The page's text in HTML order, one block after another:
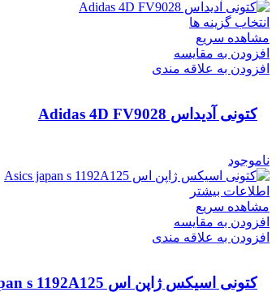
انتخاب گزینه ها
مشاهده سریع
افزودن به مقایسه
افزودن به علاقه مندی
کتونی آدیداس Adidas 4D FV9028
ناموجود
اطلاعات بیشتر
مشاهده سریع
افزودن به مقایسه
افزودن به علاقه مندی
کتونی اسیکس ژاپن اس Asics japan s 1192A125